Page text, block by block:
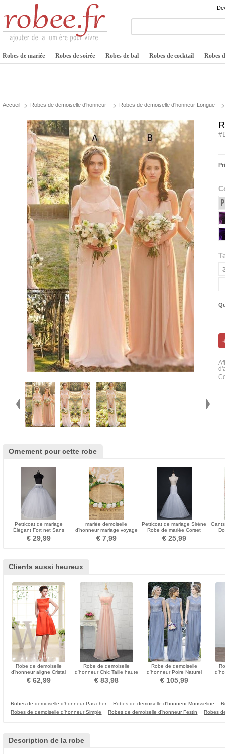
Robes de mariée Robes de soirée Robes de bal Robes de cocktail Robes
Accueil Robes de demoiselle d'honneur Robes de demoiselle d'honneur Longue
Ornement pour cette robe
Petticoat de mariage
Élégant Fort net Sans
cadre Robe pleine
€ 29,99
mariée demoiselle
d'honneur mariage voyage
dentelle photographie
ornement pour enfants
€ 7,99
Petticoat de mariage Sirène
Robe de mariée Corset
Jantes simples
€ 25,99
Clients aussi heureux
Robe de demoiselle
d'honneur aligne Cristal
Longueur de genou
€ 62,99
Robe de demoiselle
d'honneur Chic Taille haute
Fourreau pli Mousseline
€ 83,98
Robe de demoiselle
d'honneur Poire Naturel
taille Elégant Fermeture à
glissière
€ 105,99
Robes de demoiselle d'honneur Pas cher Robes de demoiselle d'honneur Mousseline
Robes de demoiselle d'honneur Simple
Robes de demoiselle d'honneur Festin Robes
Description de la robe